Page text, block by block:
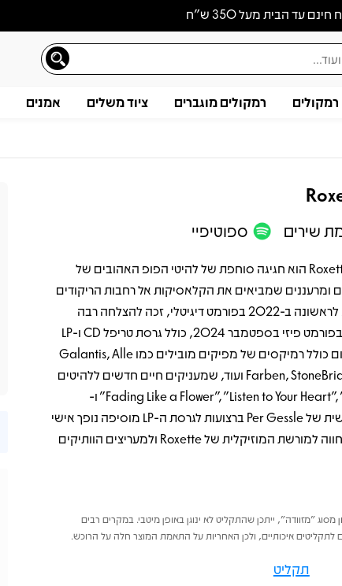
עד הבית מעל 350 ש״ח
רמקולים רמקולים מוגברים ציוד משלים אמנים
שירים ספוטיפיי
תיאורהאלבום ROX RMX של Roxette הוא חגיגה סוחפת של להיטי הפופ האהובים של
ומרעננים שמביאים את הקלאסיקות אל רחבות הריקודים
של ימינו. הפרויקט, שיצא לראשונה ב-2022 בפורמט דיגיטלי, זכה להצלחה רבה
והוביל להוצאה מחודשת בפורמט פיזי בספטמבר 2024, כולל גרסת טריפל CD ו-LP
במהדורה מוגבלת. האלבום כולל רמיקסים של מפיקים מובילים כמו Galantis, Alle
Farben, StoneBridge, Bassflow, Almighty ועוד, שמעניקים חיים חדשים ללהיטים
כמו "Fading Like a Flower", "Listen to Your Heart", "Stars", "The Look" ו-
"Joyride". הבחירה האישית של Per Gessle ברצועות לגרסת ה-LP מוסיפה נופך אישי
ומרגש לאוסף, המהווה מחווה למורשת המוזיקלית של Roxette ולמעריצים הוותיקים
"מזוודה", ייתכן שהתקליט לא ינוגן באופן מיטבי. במקרים רבים
לתקליטים איכותיים, ולכן האחריות על התאמת המוצר חלה על הרוכש.
תקליט